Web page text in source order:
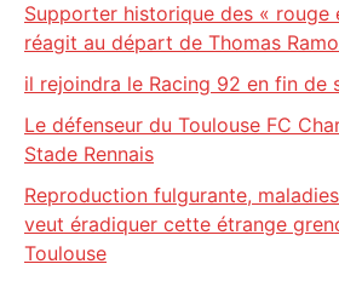
Supporter historique des « rouge
réagit au départ de Thomas
il rejoindra le Racing 92 en fin de
Le défenseur du Toulouse FC
Stade Rennais
Reproduction fulgurante,
veut éradiquer cette étrange
Toulouse